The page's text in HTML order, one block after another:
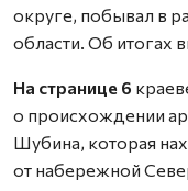
округе, побывал в
области. Об итогах
На странице 6
о происхождении
Шубина, которая
от набережной